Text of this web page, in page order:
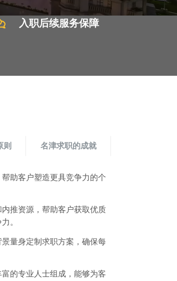
入职后续服务保障
则 名津求职的成就
助客户塑造更具竞争力的个
推资源，帮助客户获取优质
。
景量身定制求职方案，确保每
富的专业人士组成，能够为客